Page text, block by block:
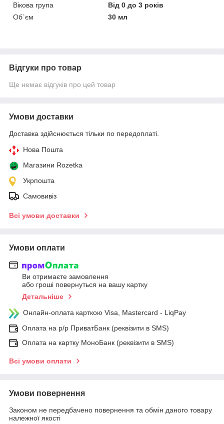
Вікова група
Від 0 до 3 років
Об`єм
30 мл
Відгуки про товар
Ще немає відгуків про цей товар
Умови доставки
Доставка здійснюється тільки по передоплаті.
Нова Пошта
Магазини Rozetka
Укрпошта
Самовивіз
Всі умови доставки
Умови оплати
Ви отримаєте замовлення
або гроші повернуться на вашу картку
Детальніше
Онлайн-оплата карткою Visa, Mastercard - LiqPay
Оплата на р/р ПриватБанк (реквізити в SMS)
Оплата на картку МоноБанк (реквізити в SMS)
Всі умови оплати
Умови повернення
Законом не передбачено повернення та обмін даного товару
належної якості